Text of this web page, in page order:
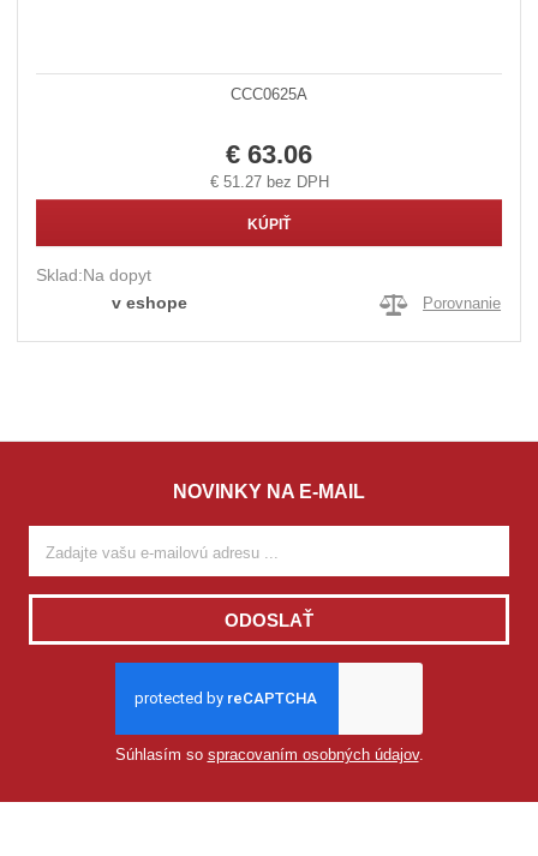
CCC0625A
€ 63.06
€ 51.27 bez DPH
KÚPIŤ
Sklad:Na dopyt
v eshope
Porovnanie
NOVINKY NA E-MAIL
ODOSLAŤ
Súhlasím so spracovaním osobných údajov.